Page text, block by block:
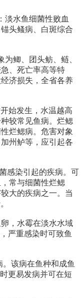
淡水鱼细菌性败血
头鳋病、白斑综合
鲫、团头鲂、鲢、
、死亡率高等特
济损失，全省各养
始发生，水温越高
较常见鱼病。烂鳃
烂鳃病。危害对象
州鲈等，应引起各
感染引起的疾病。可
常与细菌性烂鳃
大的疾病之一。当
，水霉在淡水水域
严重感染时可致鱼
该病在鱼种和成鱼
更易发病并可在短